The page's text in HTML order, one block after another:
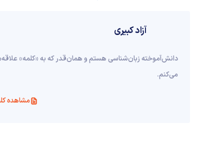
آزاد کبیری
دانش‌آموخته‌ زبان‌شناسی‌ هستم و همان‌قدر که به «کلمه»
می‌کنم.
مشاهده